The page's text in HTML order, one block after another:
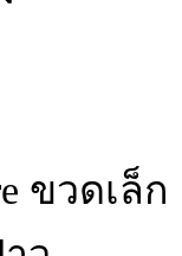
ขวดเล็ก